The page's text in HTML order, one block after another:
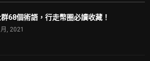
68個術語，行走幣圈必讀收藏！
, 2021